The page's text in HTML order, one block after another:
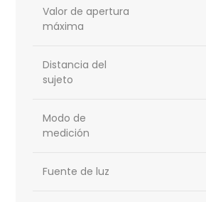
Valor de apertura
máxima
Distancia del
sujeto
Modo de
medición
Fuente de luz